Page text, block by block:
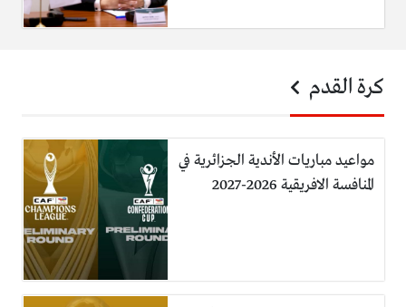
كرة القدم
مواعيد مباريات الأندية الجزائرية في
المنافسة الافريقية 2026-2027